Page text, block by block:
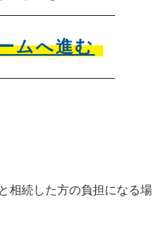
ムへ進む
相続した方の負担になる場